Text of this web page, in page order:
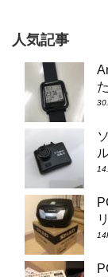
人気記事